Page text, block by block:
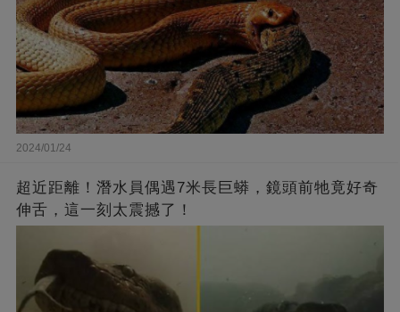
2024/01/24
超近距離！潛水員偶遇7米長巨蟒，鏡頭前牠竟好奇
伸舌，這一刻太震撼了！